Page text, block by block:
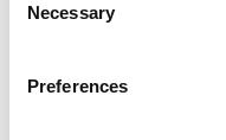
Selection
Necessary
Preferences
RRI-ES Serie, speziell